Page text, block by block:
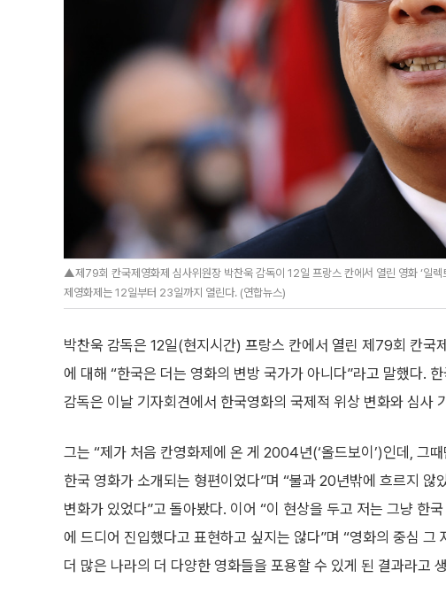
▲제79회 칸국제영화제 심사위원장 박찬욱 감독이 12일 프랑스 칸에서 열린 영화 ‘
제영화제는 12일부터 23일까지 열린다. (연합뉴스)
박찬욱 감독은 12일(현지시간) 프랑스 칸에서 열린 제79회 칸국
에 대해 “한국은 더는 영화의 변방 국가가 아니다”라고 말했다.
감독은 이날 기자회견에서 한국영화의 국제적 위상 변화와 심사
그는 “제가 처음 칸영화제에 온 게 2004년(‘올드보이’)인데, 그
한국 영화가 소개되는 형편이었다”며 “불과 20년밖에 흐르지 않
변화가 있었다”고 돌아봤다. 이어 “이 현상을 두고 저는 그냥 한
에 드디어 진입했다고 표현하고 싶지는 않다”며 “영화의 중심 그
더 많은 나라의 더 다양한 영화들을 포용할 수 있게 된 결과라고